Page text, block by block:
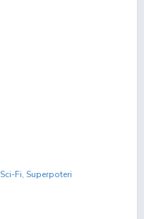
Sci-Fi, Superpoteri